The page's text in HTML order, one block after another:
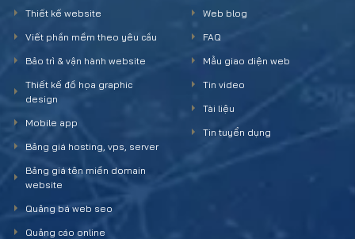
Thiết kế website
Viết phần mềm theo yêu cầu
Bảo trì & vận hành website
Thiết kế đồ họa graphic
design
Mobile app
Bảng giá hosting, vps, server
Bảng giá tên miền domain
website
Quảng bá web seo
Quảng cáo online
Web blog
FAQ
Mẫu giao diện web
Tin video
Tài liệu
Tin tuyển dụng